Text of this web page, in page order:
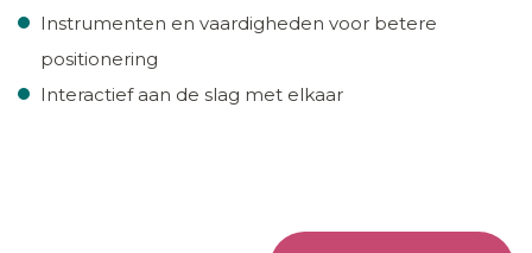
Instrumenten en vaardigheden voor betere
positionering
Interactief aan de slag met elkaar